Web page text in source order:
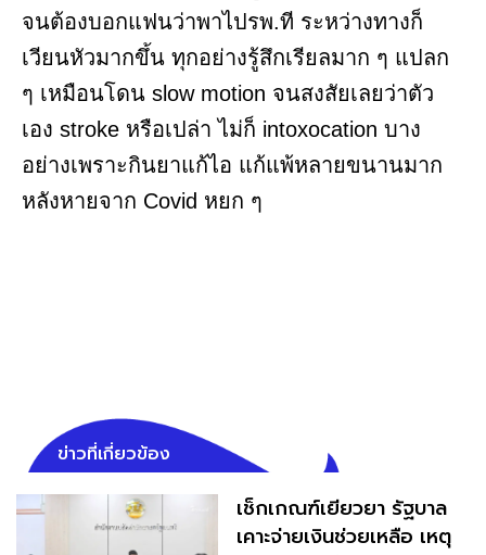
จนต้องบอกแฟนว่าพาไปรพ.ที ระหว่างทางก็
เวียนหัวมากขึ้น ทุกอย่างรู้สึกเรียลมาก ๆ แปลก
ๆ เหมือนโดน slow motion จนสงสัยเลยว่าตัว
เอง stroke หรือเปล่า ไม่ก็ intoxocation บาง
อย่างเพราะกินยาแก้ไอ แก้แพ้หลายขนานมาก
หลังหายจาก Covid หยก ๆ
ข่าวที่เกี่ยวข้อง
เช็กเกณฑ์เยียวยา รัฐบาล
เคาะจ่ายเงินช่วยเหลือ เหตุ